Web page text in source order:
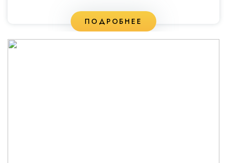
ПОДРОБНЕЕ